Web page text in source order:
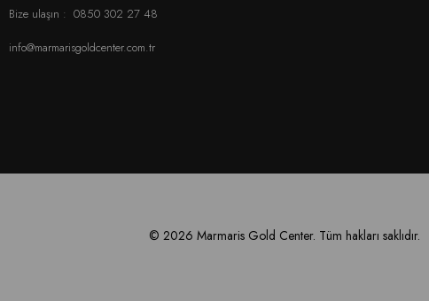
Bize ulaşın : 0850 302 27 48
info@marmarisgoldcenter.com.tr
© 2026 Marmaris Gold Center. Tüm hakları saklıdır.